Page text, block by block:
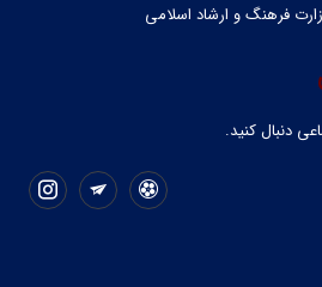
فرهنگ و ارشاد اسلامی
دنبال کنید.